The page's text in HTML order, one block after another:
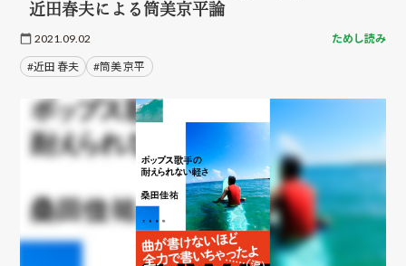
近田春夫による筒美京平論
2021.09.02 ためし読み
#近田 春夫 #筒美 京平